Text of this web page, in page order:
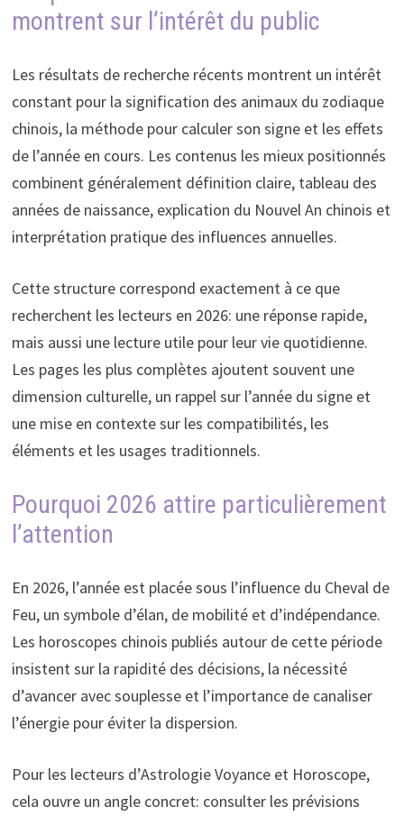
montrent sur l’intérêt du public
Les résultats de recherche récents montrent un intérêt
constant pour la signification des animaux du zodiaque
chinois, la méthode pour calculer son signe et les effets
de l’année en cours. Les contenus les mieux positionnés
combinent généralement définition claire, tableau des
années de naissance, explication du Nouvel An chinois et
interprétation pratique des influences annuelles.
Cette structure correspond exactement à ce que
recherchent les lecteurs en 2026: une réponse rapide,
mais aussi une lecture utile pour leur vie quotidienne.
Les pages les plus complètes ajoutent souvent une
dimension culturelle, un rappel sur l’année du signe et
une mise en contexte sur les compatibilités, les
éléments et les usages traditionnels.
Pourquoi 2026 attire particulièrement
l’attention
En 2026, l’année est placée sous l’influence du Cheval de
Feu, un symbole d’élan, de mobilité et d’indépendance.
Les horoscopes chinois publiés autour de cette période
insistent sur la rapidité des décisions, la nécessité
d’avancer avec souplesse et l’importance de canaliser
l’énergie pour éviter la dispersion.
Pour les lecteurs d’Astrologie Voyance et Horoscope,
cela ouvre un angle concret: consulter les prévisions